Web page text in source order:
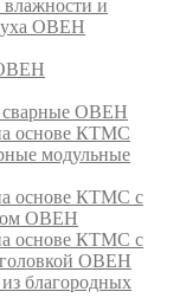
влажности и
ОВЕН
сварные ОВЕН
основе КТМС
модульные
основе КТМС с
ОВЕН
основе КТМС с
ОВЕН
благородных